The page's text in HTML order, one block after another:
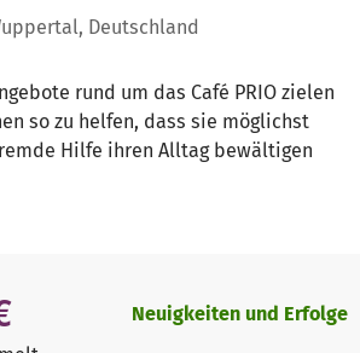
Deutschland
rund um das Café PRIO zielen
so zu helfen, dass sie möglichst
Hilfe ihren Alltag bewältigen
Neuigkeiten und Erfolge